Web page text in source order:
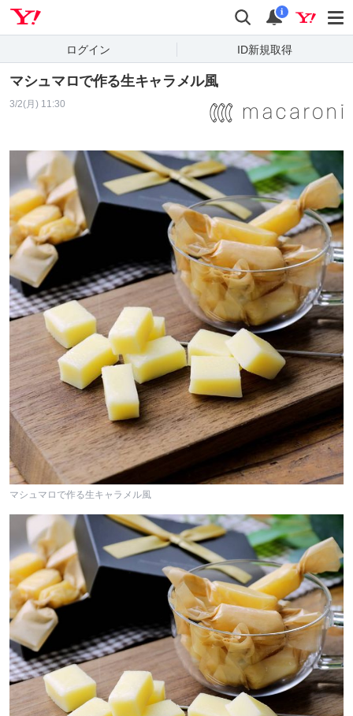
検索 通知
i
ログイン ID新規取得
マシュマロで作る生キャラメル風
3/2(月) 11:30
マシュマロで作る生キャラメル風